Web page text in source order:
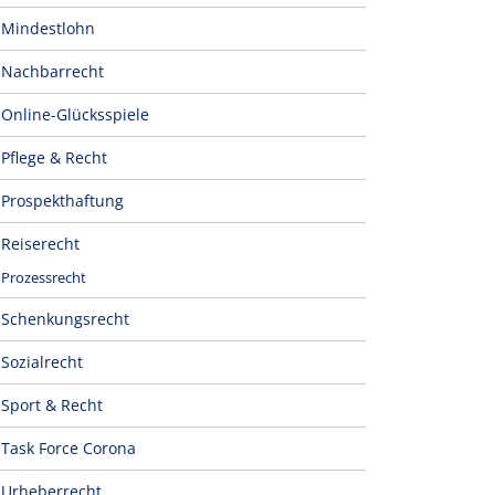
Mindestlohn
Nachbarrecht
Online-Glücksspiele
Pflege & Recht
Prospekthaftung
Reiserecht
Prozessrecht
Schenkungsrecht
Sozialrecht
Sport & Recht
Task Force Corona